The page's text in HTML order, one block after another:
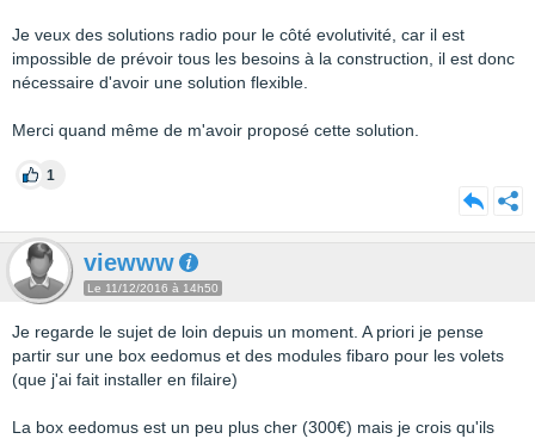
Je veux des solutions radio pour le côté evolutivité, car il est
impossible de prévoir tous les besoins à la construction, il est donc
nécessaire d'avoir une solution flexible.
Merci quand même de m'avoir proposé cette solution.
1
viewww
Le 11/12/2016 à 14h50
Je regarde le sujet de loin depuis un moment. A priori je pense
partir sur une box eedomus et des modules fibaro pour les volets
(que j'ai fait installer en filaire)
La box eedomus est un peu plus cher (300€) mais je crois qu'ils